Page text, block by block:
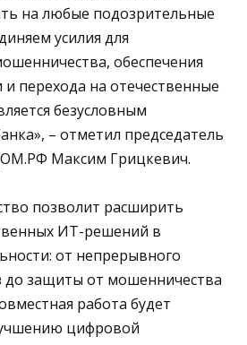
на любые подозрительные
усилия для
обеспечения
и перехода на отечественные
безусловным
– отметил председатель
Максим Грицкевич.
позволит расширить
ИТ-решений в
от непрерывного
до защиты от мошенничества
работа будет
цифровой